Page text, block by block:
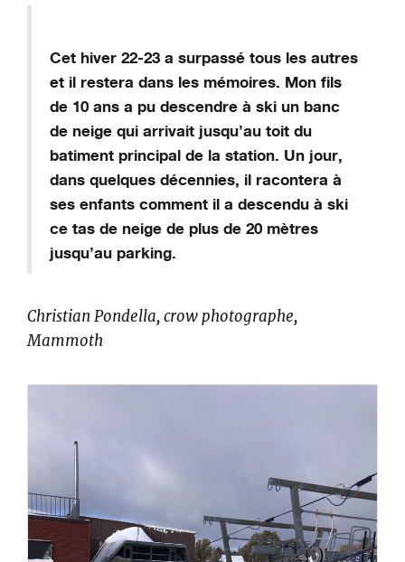
Cet hiver 22-23 a surpassé tous les autres
et il restera dans les mémoires. Mon fils
de 10 ans a pu descendre à ski un banc
de neige qui arrivait jusqu’au toit du
batiment principal de la station. Un jour,
dans quelques décennies, il racontera à
ses enfants comment il a descendu à ski
ce tas de neige de plus de 20 mètres
jusqu’au parking.
ChristianPondella,crow photographe,
Mammoth